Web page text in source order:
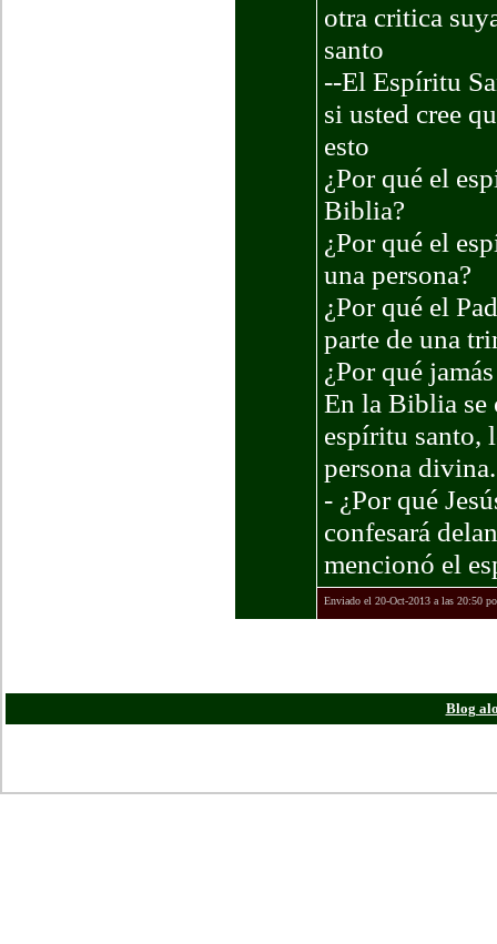
otra critica
santo
--El Espíritu
si usted cree
esto
¿Por qué el
Biblia?
¿Por qué el
una persona?
¿Por qué el
parte de una
¿Por qué
En la Biblia se
espíritu santo,
persona divina.
- ¿Por qué
confesará
mencionó el
Enviado el 20-Oct-2013 a las 20:50
Blog